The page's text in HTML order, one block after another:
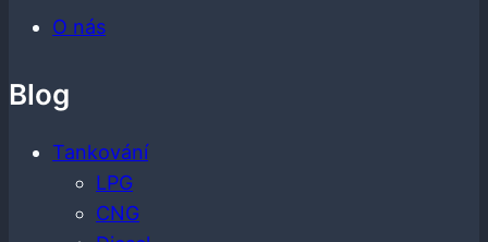
O nás
Blog
Tankování
LPG
CNG